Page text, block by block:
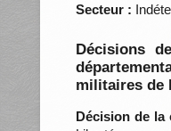
Secteur :
Décisions
militaires de
Décision de la